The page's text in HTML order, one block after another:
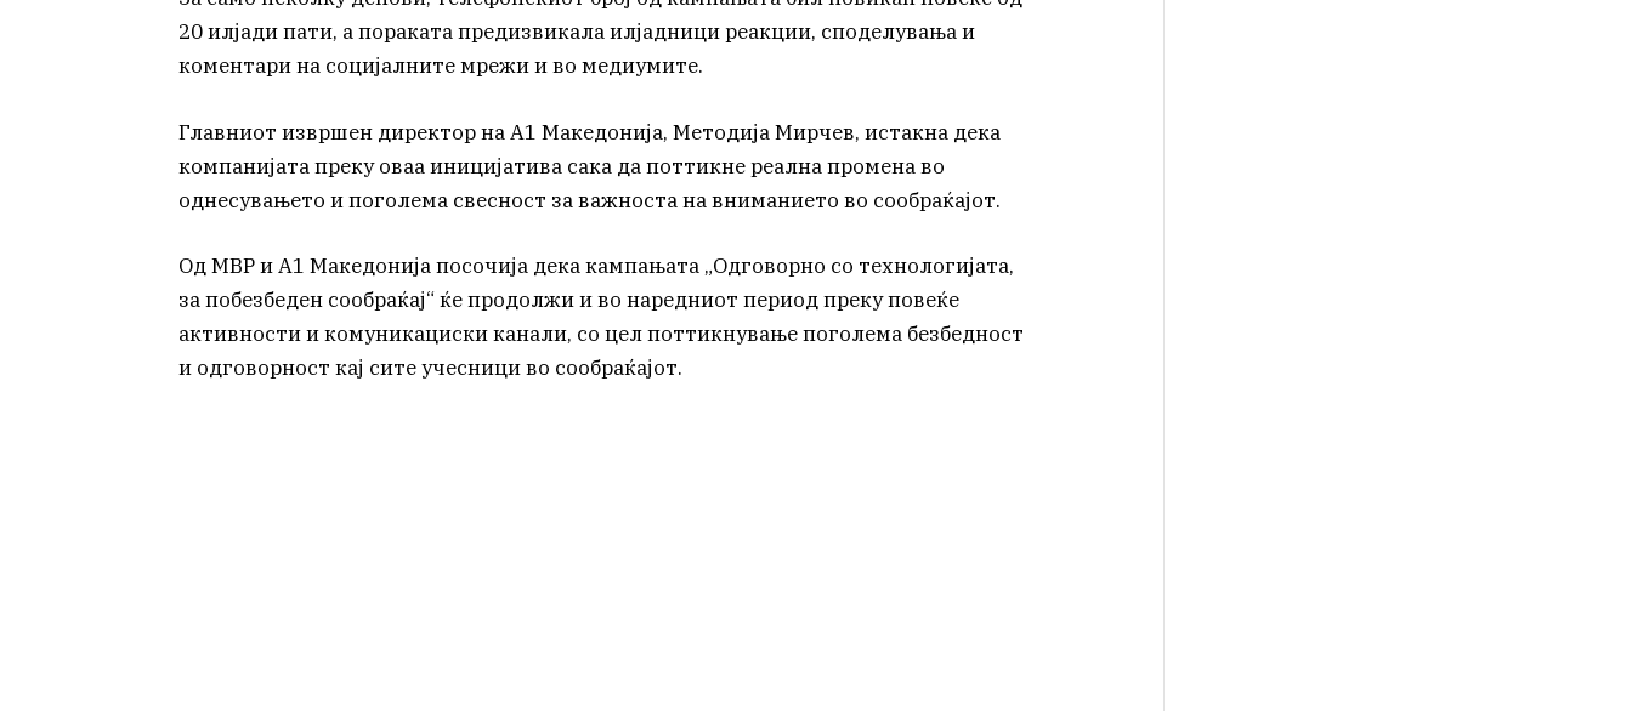
20 илјади пати, а пораката предизвикала илјадници реакции, споделувања и
коментари на социјалните мрежи и во медиумите.
Главниот извршен директор на А1 Македонија, Методија Мирчев, истакна дека
компанијата преку оваа иницијатива сака да поттикне реална промена во
однесувањето и поголема свесност за важноста на вниманието во сообраќајот.
Од МВР и А1 Македонија посочија дека кампањата „Одговорно со технологијата,
за побезбеден сообраќај“ ќе продолжи и во наредниот период преку повеќе
активности и комуникациски канали, со цел поттикнување поголема безбедност
и одговорност кај сите учесници во сообраќајот.